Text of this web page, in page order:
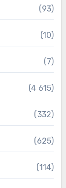
(93)
(10)
(7)
(4 615)
(332)
(625)
(114)